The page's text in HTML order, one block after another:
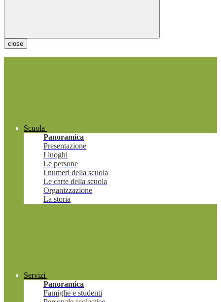
close
Scuola
Panoramica
Presentazione
I luoghi
Le persone
I numeri della scuola
Le carte della scuola
Organizzazione
La storia
Servizi
Panoramica
Famiglie e studenti